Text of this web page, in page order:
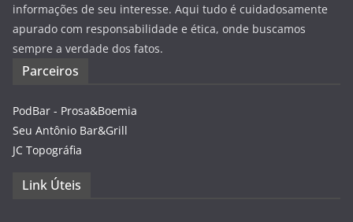
informações de seu interesse. Aqui tudo é cuidadosamente
apurado com responsabilidade e ética, onde buscamos
sempre a verdade dos fatos.
Parceiros
PodBar - Prosa&Boemia
Seu Antônio Bar&Grill
JC Topográfia
Link Úteis